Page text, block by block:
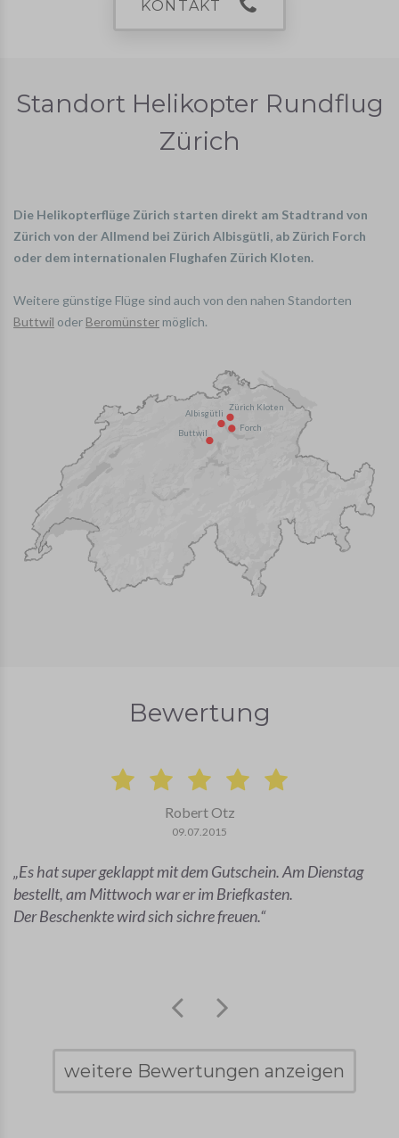
KONTAKT
Standort Helikopter Rundflug
Zürich
Die Helikopterflüge Zürich starten direkt am Stadtrand von
Zürich von der Allmend bei Zürich Albisgütli, ab Zürich Forch
oder dem internationalen Flughafen Zürich Kloten.
Weitere günstige Flüge sind auch von den nahen Standorten
Buttwil oder Beromünster möglich.
Buttwil
Zürich Kloten
Albisgütli
Forch
Bewertung
Robert Otz
09.07.2015
Es hat super geklappt mit dem Gutschein. Am Dienstag
bestellt, am Mittwoch war er im Briefkasten.
Der Beschenkte wird sich sichre freuen.
weitere Bewertungen anzeigen